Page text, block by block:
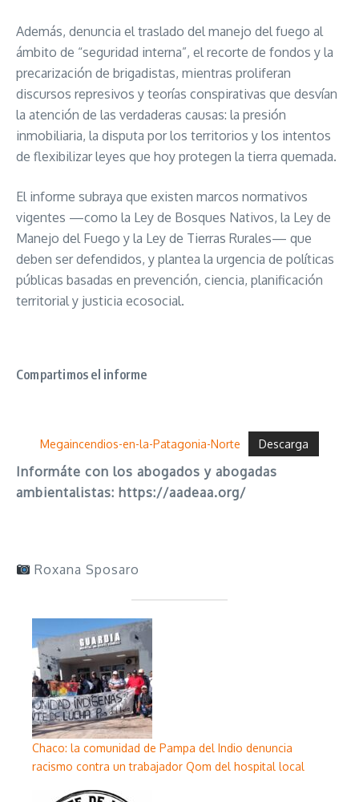
Además, denuncia el traslado del manejo del fuego al
ámbito de “seguridad interna”, el recorte de fondos y la
precarización de brigadistas, mientras proliferan
discursos represivos y teorías conspirativas que desvían
la atención de las verdaderas causas: la presión
inmobiliaria, la disputa por los territorios y los intentos
de flexibilizar leyes que hoy protegen la tierra quemada.
El informe subraya que existen marcos normativos
vigentes —como la Ley de Bosques Nativos, la Ley de
Manejo del Fuego y la Ley de Tierras Rurales— que
deben ser defendidos, y plantea la urgencia de políticas
públicas basadas en prevención, ciencia, planificación
territorial y justicia ecosocial.
Compartimos el informe
Megaincendios-en-la-Patagonia-Norte Descarga
Informáte con los abogados y abogadas
ambientalistas: https://aadeaa.org/
Roxana Sposaro
Chaco: la comunidad de Pampa del Indio denuncia
racismo contra un trabajador Qom del hospital local